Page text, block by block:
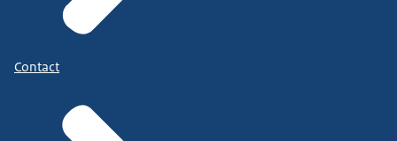
Contact